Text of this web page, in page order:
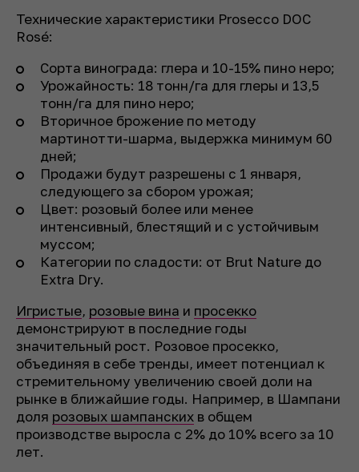
Технические характеристики Prosecco DOC
Rosé:
Сорта винограда: глера и 10-15% пино неро;
Урожайность: 18 тонн/га для глеры и 13,5
тонн/га для пино неро;
Вторичное брожение по методу
мартинотти-шарма, выдержка минимум 60
дней;
Продажи будут разрешены с 1 января,
следующего за сбором урожая;
Цвет: розовый более или менее
интенсивный, блестящий и с устойчивым
муссом;
Категории по сладости: от Brut Nature до
Extra Dry.
Игристые, розовые вина и просекко
демонстрируют в последние годы
значительный рост. Розовое просекко,
объединяя в себе тренды, имеет потенциал к
стремительному увеличению своей доли на
рынке в ближайшие годы. Например, в Шампани
доля розовых шампанских в общем
производстве выросла с 2% до 10% всего за 10
лет.